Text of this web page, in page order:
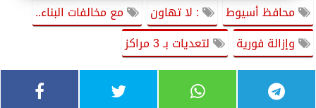
محافظ أسيوط : لا تهاون
مع مخالفات البناء..
وإزالة فورية
لتعديات بـ 3 مراكز